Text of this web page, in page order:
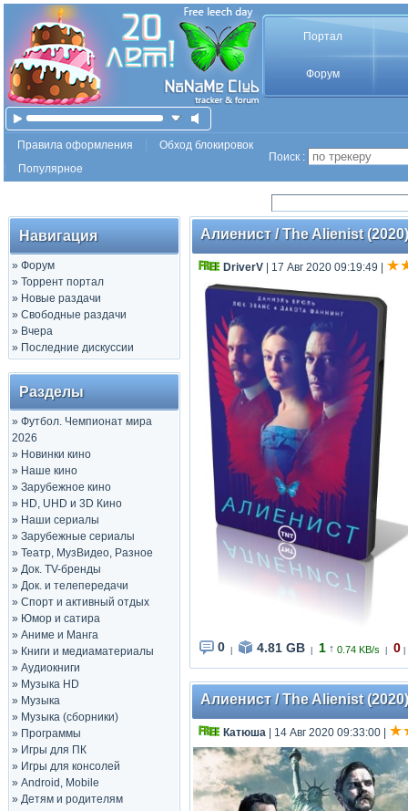
Портал
Форум
Правила оформления
Обход блокировок
Популярное
Поиск :
Навигация
» Форум
» Торрент портал
» Новые раздачи
» Свободные раздачи
» Вчера
» Последние дискуссии
Разделы
» Футбол. Чемпионат мира
2026
» Новинки кино
» Наше кино
» Зарубежное кино
» HD, UHD и 3D Кино
» Наши сериалы
» Зарубежные сериалы
» Театр, МузВидео, Разное
» Док. TV-бренды
» Док. и телепередачи
» Спорт и активный отдых
» Юмор и сатира
» Аниме и Манга
» Книги и медиаматериалы
» Аудиокниги
» Музыка HD
» Музыка
» Музыка (сборники)
» Программы
» Игры для ПК
» Игры для консолей
» Android, Mobile
» Детям и родителям
Алиенист / The Alienist
DriverV | 17 Авг 2020 09:19:49
0 4.81 GB 1 ↑ 0.74 KB/s 0
Алиенист / The Alienist
Катюша | 14 Авг 2020 09:33:00